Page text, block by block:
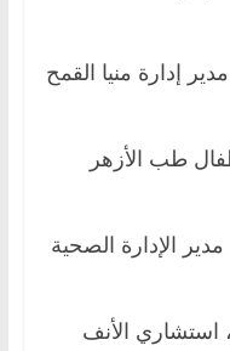
إدارة منيا القمح
طب الأزهر
الإدارة الصحية
استشاري الأنف